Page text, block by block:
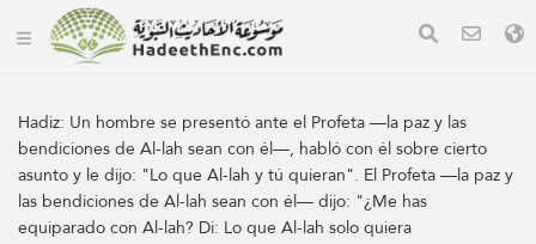
Hadiz: Un hombre se presentó ante el Profeta —la paz y las
bendiciones de Al-lah sean con él—, habló con él sobre cierto
asunto y le dijo: "Lo que Al-lah y tú quieran". El Profeta —la paz y
las bendiciones de Al-lah sean con él— dijo: "¿Me has
equiparado con Al-lah? Di: Lo que Al-lah solo quiera